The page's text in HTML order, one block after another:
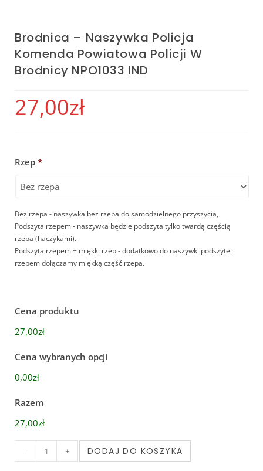
Brodnica – Naszywka Policja
Komenda Powiatowa Policji W
Brodnicy NPO1033 IND
27,00zł
Rzep *
Bez rzepa - naszywka bez rzepa do samodzielnego przyszycia,
Podszyta rzepem - naszywka będzie podszyta tylko twardą częścią
rzepa (haczykami).
Podszyta rzepem + miękki rzep - dodatkowo do naszywki podszytej
rzepem dołączamy miękką część rzepa.
Cena produktu
27,00zł
Cena wybranych opcji
0,00zł
Razem
27,00zł
- + DODAJ DO KOSZYKA